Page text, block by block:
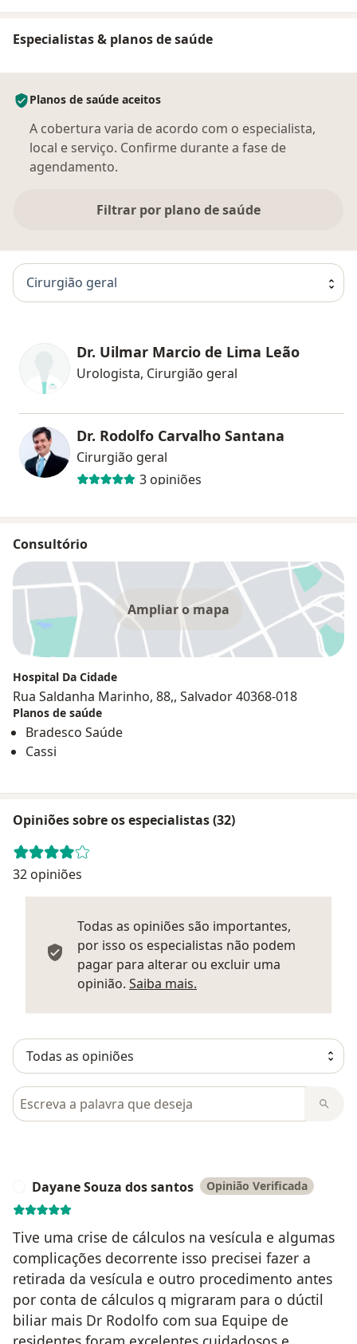
Especialistas & planos de saúde
Planos de saúde aceitos
A cobertura varia de acordo com o especialista,
local e serviço. Confirme durante a fase de
agendamento.
Filtrar por plano de saúde
Cirurgião geral
Dr. Uilmar Marcio de Lima Leão
Urologista, Cirurgião geral
Dr. Rodolfo Carvalho Santana
Cirurgião geral
3 opiniões
Consultório
Ampliar o mapa
Hospital Da Cidade
Rua Saldanha Marinho, 88,, Salvador 40368-018
Planos de saúde
Bradesco Saúde
Cassi
Opiniões sobre os especialistas (32)
32 opiniões
Todas as opiniões são importantes,
por isso os especialistas não podem
pagar para alterar ou excluir uma
opinião. Saiba mais.
Pesquisar em opiniões
Dayane Souza dos santos Opinião Verificada
Tive uma crise de cálculos na vesícula e algumas
complicações decorrente isso precisei fazer a
retirada da vesícula e outro procedimento antes
por conta de cálculos q migraram para o dúctil
biliar mais Dr Rodolfo com sua Equipe de